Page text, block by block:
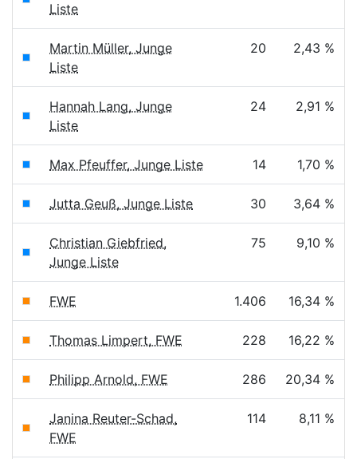
Liste
Martin Müller, Junge
Liste
20 2,43 %
Hannah Lang, Junge
Liste
24 2,91 %
Max Pfeuffer, Junge Liste 14 1,70 %
Jutta Geuß, Junge Liste 30 3,64 %
Christian Giebfried,
Junge Liste
75 9,10 %
FWE 1.406 16,34 %
Thomas Limpert, FWE 228 16,22 %
Philipp Arnold, FWE 286 20,34 %
Janina Reuter-Schad,
FWE
114 8,11 %